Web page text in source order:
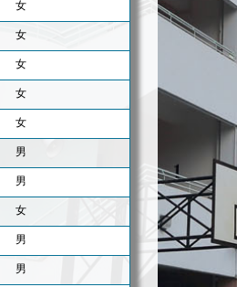
女
女
女
女
女
男
男
女
男
男